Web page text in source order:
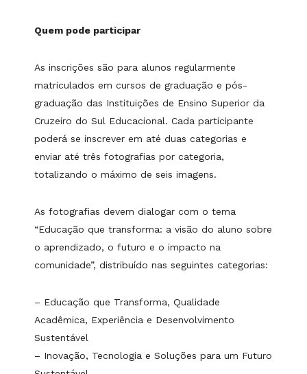
Quem pode participar
As inscrições são para alunos regularmente
matriculados em cursos de graduação e pós-
graduação das Instituições de Ensino Superior da
Cruzeiro do Sul Educacional. Cada participante
poderá se inscrever em até duas categorias e
enviar até três fotografias por categoria,
totalizando o máximo de seis imagens.
As fotografias devem dialogar com o tema
“Educação que transforma: a visão do aluno sobre
o aprendizado, o futuro e o impacto na
comunidade”, distribuído nas seguintes categorias:
– Educação que Transforma, Qualidade
Acadêmica, Experiência e Desenvolvimento
Sustentável
– Inovação, Tecnologia e Soluções para um Futuro